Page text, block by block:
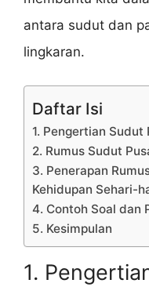
antara sudut dan
lingkaran.
Daftar Isi
1. Pengertian Sudut
2. Rumus Sudut
3. Penerapan
Kehidupan Sehari-
4. Contoh Soal dan
5. Kesimpulan
1.